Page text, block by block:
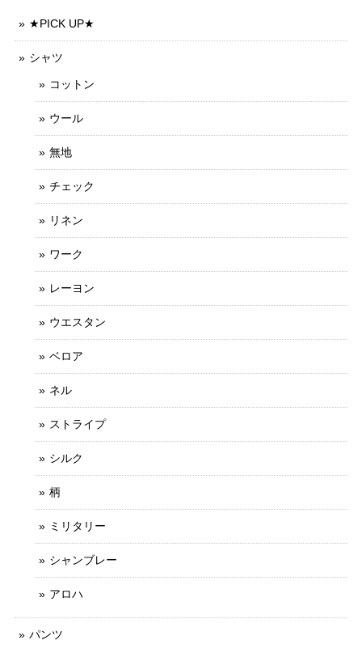
★PICK UP★
シャツ
コットン
ウール
無地
チェック
リネン
ワーク
レーヨン
ウエスタン
ベロア
ネル
ストライプ
シルク
柄
ミリタリー
シャンブレー
アロハ
パンツ